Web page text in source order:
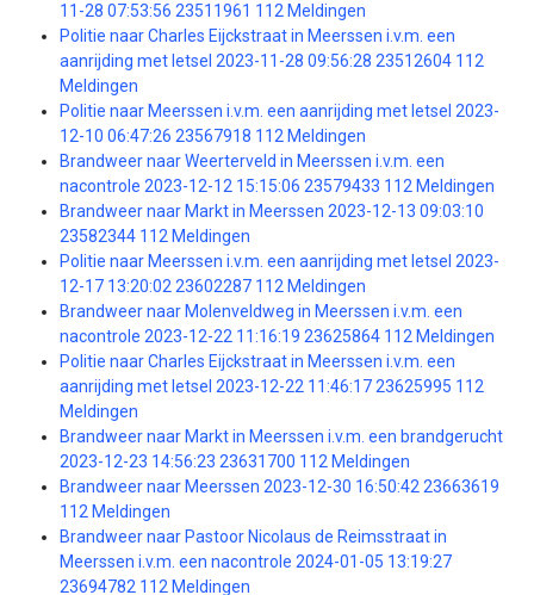
11-28 07:53:56 23511961 112 Meldingen
Politie naar Charles Eijckstraat in Meerssen i.v.m. een
aanrijding met letsel 2023-11-28 09:56:28 23512604 112
Meldingen
Politie naar Meerssen i.v.m. een aanrijding met letsel 2023-
12-10 06:47:26 23567918 112 Meldingen
Brandweer naar Weerterveld in Meerssen i.v.m. een
nacontrole 2023-12-12 15:15:06 23579433 112 Meldingen
Brandweer naar Markt in Meerssen 2023-12-13 09:03:10
23582344 112 Meldingen
Politie naar Meerssen i.v.m. een aanrijding met letsel 2023-
12-17 13:20:02 23602287 112 Meldingen
Brandweer naar Molenveldweg in Meerssen i.v.m. een
nacontrole 2023-12-22 11:16:19 23625864 112 Meldingen
Politie naar Charles Eijckstraat in Meerssen i.v.m. een
aanrijding met letsel 2023-12-22 11:46:17 23625995 112
Meldingen
Brandweer naar Markt in Meerssen i.v.m. een brandgerucht
2023-12-23 14:56:23 23631700 112 Meldingen
Brandweer naar Meerssen 2023-12-30 16:50:42 23663619
112 Meldingen
Brandweer naar Pastoor Nicolaus de Reimsstraat in
Meerssen i.v.m. een nacontrole 2024-01-05 13:19:27
23694782 112 Meldingen